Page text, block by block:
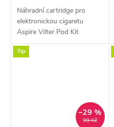
Náhradní cartridge pro
elektronickou cigaretu
Aspire Vilter Pod Kit
disponuje základním
objemem 2 ml.
Tip
99 Kč
–29 %